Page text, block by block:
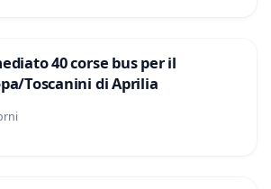
40 corse bus per il
Toscanini di Aprilia